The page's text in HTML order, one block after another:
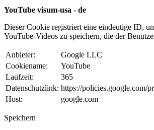
YouTube visum-usa - de
Dieser Cookie registriert eine eindeutige ID,
YouTube-Videos zu speichern, die der
Anbieter:
Google LLC
Cookiename:
YouTube
Laufzeit:
365
Datenschutzlink: https://policies.google.com/
Host:
google.com
Speichern